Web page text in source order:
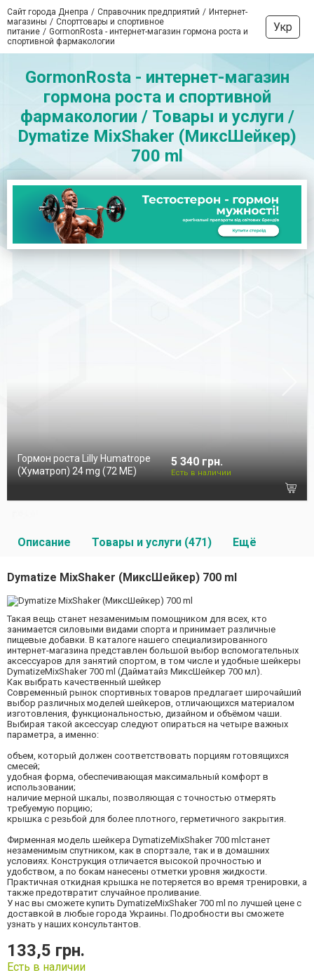
Сайт города Днепра Справочник предприятий
Интернет-
магазины
Спорттовары и спортивное
питание
GormonRosta - интернет-магазин гормона роста и
спортивной фармакологии
Укр
GormonRosta - интернет-магазин
гормона роста и спортивной
фармакологии / Товары и услуги /
Dymatize MixShaker (МиксШейкер)
700 ml
Гормон роста Lilly Humatrope
(Хуматроп) 24 mg (72 МЕ)
5 340 грн.
Есть в наличии
Описание Товары и услуги (471) Ещё
Dymatize MixShaker (МиксШейкер) 700 ml
Такая вещь станет незаменимым помощником для всех, кто
занимается силовыми видами спорта и принимает различные
пищевые добавки. В каталоге нашего специализированного
интернет-магазина представлен большой выбор вспомогательных
аксессуаров для занятий спортом, в том числе и удобные шейкеры
DymatizeMixShaker 700 ml (Дайматайз МиксШейкер 700 мл).
Как выбрать качественный шейкер
Современный рынок спортивных товаров предлагает широчайший
выбор различных моделей шейкеров, отличающихся материалом
изготовления, функциональностью, дизайном и объёмом чаши.
Выбирая такой аксессуар следуют опираться на четыре важных
параметра, а именно:
объем, который должен соответствовать порциям готовящихся
смесей;
удобная форма, обеспечивающая максимальный комфорт в
использовании;
наличие мерной шкалы, позволяющая с точностью отмерять
требуемую порцию;
крышка с резьбой для более плотного, герметичного закрытия.
Фирменная модель шейкера DymatizeMixShaker 700 mlстанет
незаменимым спутником, как в спортзале, так и в домашних
условиях. Конструкция отличается высокой прочностью и
удобством, а по бокам нанесены отметки уровня жидкости.
Практичная откидная крышка не потеряется во время тренировки, а
также предотвратит случайное проливание.
У нас вы сможете купить DymatizeMixShaker 700 ml по лучшей цене с
доставкой в любые города Украины. Подробности вы сможете
узнать у наших консультантов.
133,5 грн.
Есть в наличии